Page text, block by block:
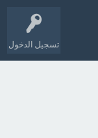
تسجيل الدخول